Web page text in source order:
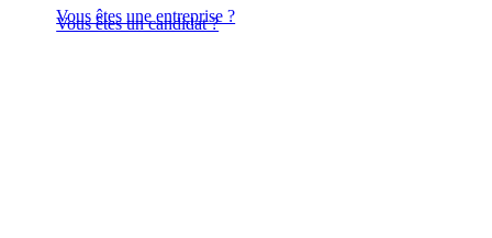
Vous êtes un candidat ?
Vous êtes une entreprise ?